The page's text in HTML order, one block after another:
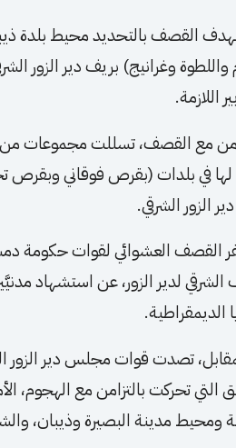
القصف بالتحديد محيط بلدة
وغرانيج) بريف دير الزور
اللازمة.
مع القصف، تسللت مجموعات
لها في بلدات (بقرص فوقاني وبقرص
الزور الشرقي.
القصف العشوائي لقوات حكومة
الديمقراطية.
تصدت قوات مجلس دير الزور
تحركت بالتزامن مع الهجوم،
ومحيط مدينة البصيرة وذيبان،